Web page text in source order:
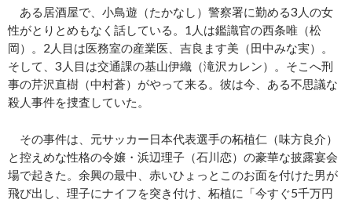
ある居酒屋で、小鳥遊（たかなし）警察署に勤める3人の女
性がとりとめもなく話している。1人は鑑識官の西条唯（松
岡）。2人目は医務室の産業医、吉良ます美（田中みな実）。
そして、3人目は交通課の基山伊織（滝沢カレン）。そこへ刑
事の芹沢直樹（中村蒼）がやって来る。彼は今、ある不思議な
殺人事件を捜査していた。
その事件は、元サッカー日本代表選手の柘植仁（味方良介）
と控えめな性格の令嬢・浜辺理子（石川恋）の豪華な披露宴会
場で起きた。余興の最中、赤いひょっとこのお面を付けた男が
飛び出し、理子にナイフを突き付け、柘植に「今すぐ5千万円